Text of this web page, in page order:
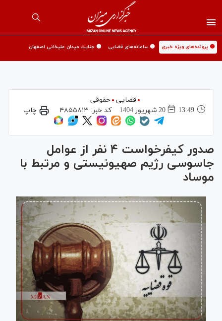
🟡 پرونده‌های ویژه خبری 🟡 سامانه‌های قضایی 🟡 جنایت میدان علیخانی اصفهان
قضایی حقوقی
13:49
20 شهريور 1404 کد خبر: ۴۸۵۵۸۱۳ چاپ
صدور کیفرخواست ۴ نفر از عوامل
جاسوسی رژیم صهیونیستی و مرتبط با
موساد